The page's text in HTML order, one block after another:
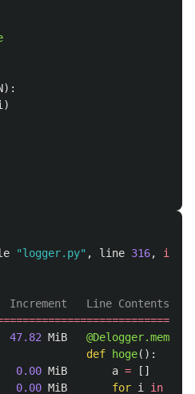
):
)
"logger.py" , line 316, in
47.82 MiB
def hoge():
0.00 MiB a =
[]
0.00 MiB for i in